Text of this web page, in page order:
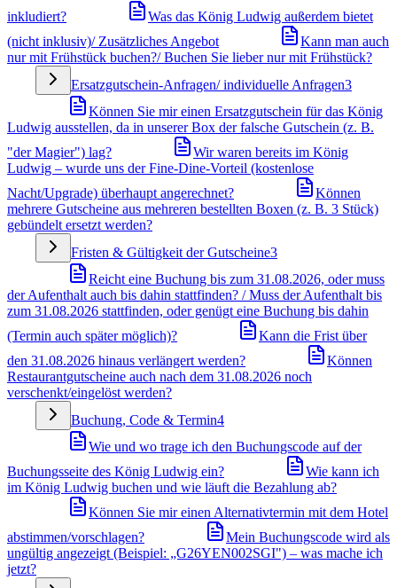
inkludiert?
Was das König Ludwig außerdem bietet
(nicht inklusiv)/ Zusätzliches Angebot
Kann man auch
nur mit Frühstück buchen?/ Buchen Sie lieber nur mit Frühstück?
Ersatzgutschein-Anfragen/ individuelle Anfragen3
Können Sie mir einen Ersatzgutschein für das König
Ludwig ausstellen, da in unserer Box der falsche Gutschein (z. B.
"der Magier") lag?
Wir waren bereits im König
Ludwig – wurde uns der Fine-Dine-Vorteil (kostenlose
Nacht/Upgrade) überhaupt angerechnet?
Können
mehrere Gutscheine aus mehreren bestellten Boxen (z. B. 3 Stück)
gebündelt ersetzt werden?
Fristen & Gültigkeit der Gutscheine3
Reicht eine Buchung bis zum 31.08.2026, oder muss
der Aufenthalt auch bis dahin stattfinden? / Muss der Aufenthalt bis
zum 31.08.2026 stattfinden, oder genügt eine Buchung bis dahin
(Termin auch später möglich)?
Kann die Frist über
den 31.08.2026 hinaus verlängert werden?
Können
Restaurantgutscheine auch nach dem 31.08.2026 noch
verschenkt/eingelöst werden?
Buchung, Code & Termin4
Wie und wo trage ich den Buchungscode auf der
Buchungsseite des König Ludwig ein?
Wie kann ich
im König Ludwig buchen und wie läuft die Bezahlung ab?
Können Sie mir einen Alternativtermin mit dem Hotel
abstimmen/vorschlagen?
Mein Buchungscode wird als
ungültig angezeigt (Beispiel: „G26YEN002SGI") – was mache ich
jetzt?